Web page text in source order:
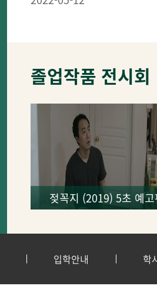
졸업작품 전시회
젖꼭지 (2019) 5초 예
입학안내 학